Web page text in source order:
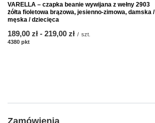
VARELLA – czapka beanie wywijana z wełny 2903
żółta fioletowa brązowa, jesienno-zimowa, damska /
męska / dziecięca
od
189,00 zł - do
219,00 zł / szt.
4380 pkt
Zamówienia